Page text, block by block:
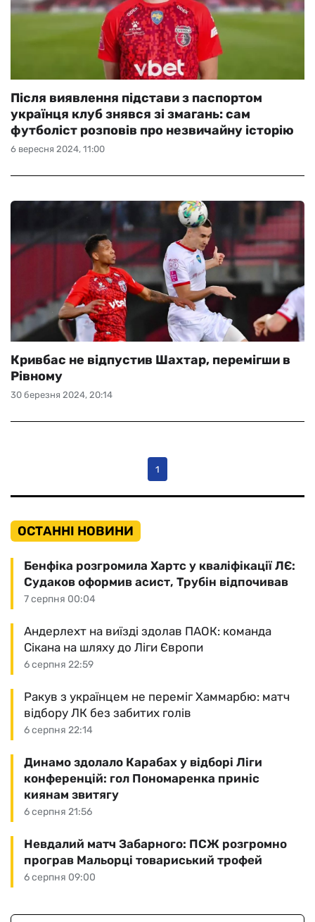
6 вересня 2024, 11:00
Після виявлення підстави з паспортом
українця клуб знявся зі змагань: сам
футболіст розповів про незвичайну історію
30 березня 2024, 20:14
Кривбас не відпустив Шахтар, перемігши в
Рівному
1
ОСТАННІ НОВИНИ
7 серпня 00:04
Бенфіка розгромила Хартс у кваліфікації ЛЄ:
Судаков оформив асист, Трубін відпочивав
6 серпня 22:59
Андерлехт на виїзді здолав ПАОК: команда
Сікана на шляху до Ліги Європи
6 серпня 22:14
Ракув з українцем не переміг Хаммарбю: матч
відбору ЛК без забитих голів
6 серпня 21:56
Динамо здолало Карабах у відборі Ліги
конференцій: гол Пономаренка приніс
киянам звитягу
6 серпня 09:00
Невдалий матч Забарного: ПСЖ розгромно
програв Мальорці товариський трофей